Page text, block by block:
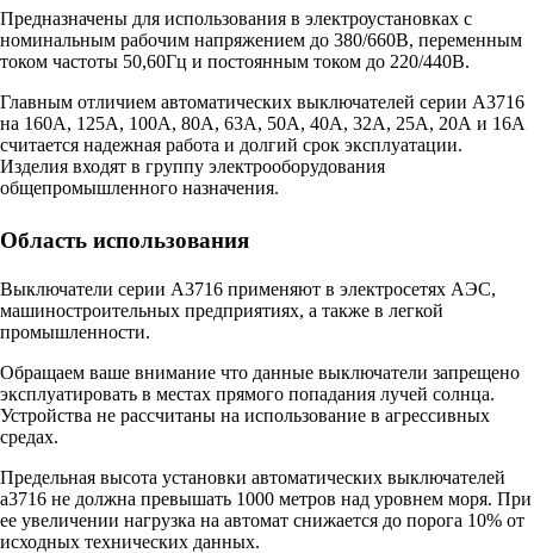
Предназначены для использования в электроустановках с
номинальным рабочим напряжением до 380/660В, переменным
током частоты 50,60Гц и постоянным током до 220/440В.
Главным отличием автоматических выключателей серии А3716
на 160А, 125А, 100А, 80А, 63А, 50А, 40А, 32А, 25А, 20А и 16А
считается надежная работа и долгий срок эксплуатации.
Изделия входят в группу электрооборудования
общепромышленного назначения.
Область использования
Выключатели серии А3716 применяют в электросетях АЭС,
машиностроительных предприятиях, а также в легкой
промышленности.
Обращаем ваше внимание что данные выключатели запрещено
эксплуатировать в местах прямого попадания лучей солнца.
Устройства не рассчитаны на использование в агрессивных
средах.
Предельная высота установки автоматических выключателей
а3716 не должна превышать 1000 метров над уровнем моря. При
ее увеличении нагрузка на автомат снижается до порога 10% от
исходных технических данных.